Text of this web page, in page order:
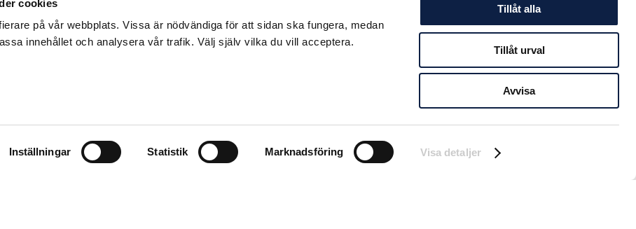
cookies
på vår webbplats. Vissa är nödvändiga för att sidan ska fungera, medan
innehållet och analysera vår trafik. Välj själv vilka du vill acceptera.
Inställningar Statistik Marknadsföring Visa detaljer
Tillåt alla
Tillåt urval
Avvisa